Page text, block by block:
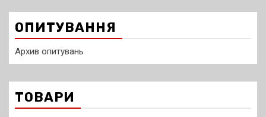
ОПИТУВАННЯ
Архив опитувань
ТОВАРИ